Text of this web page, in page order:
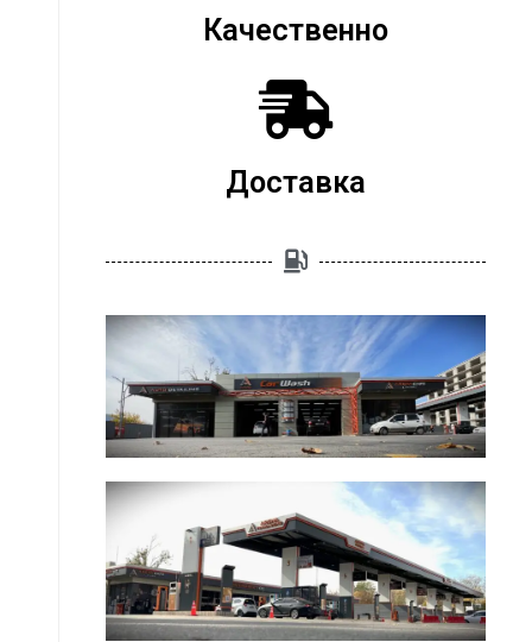
Качественно
Доставка